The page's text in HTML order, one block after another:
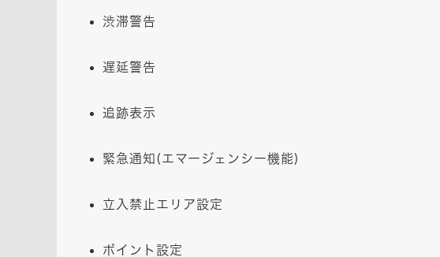
渋滞警告
遅延警告
追跡表示
緊急通知(エマージェンシー機能)
立入禁止エリア設定
ポイント設定